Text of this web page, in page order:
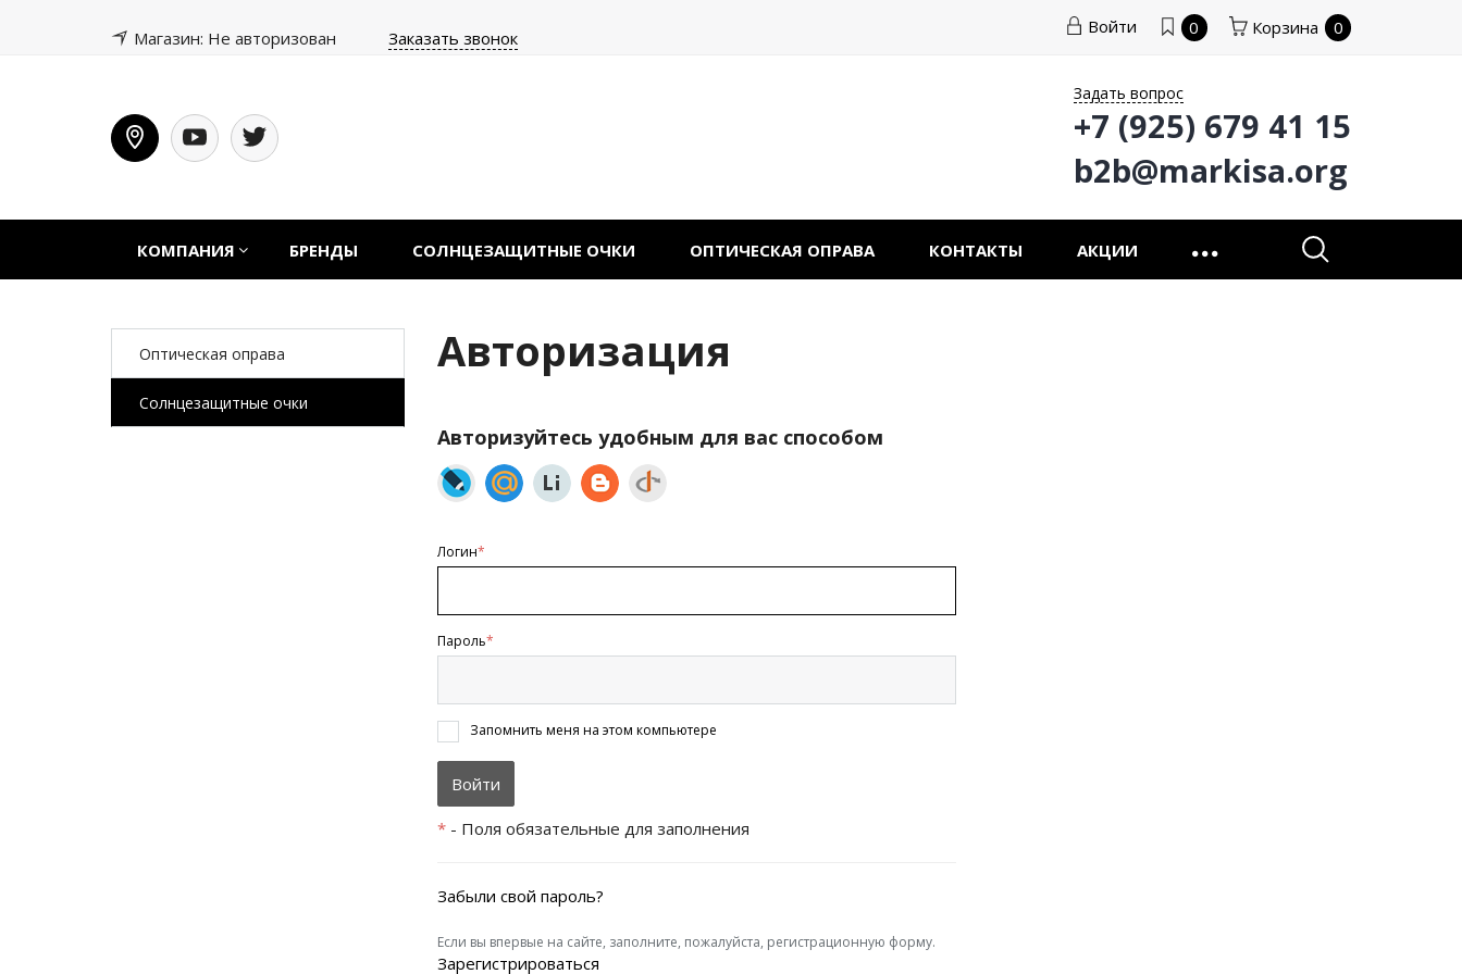
Магазин: Не авторизован Заказать звонок
Войти 0 Корзина 0
Задать вопрос
+7 (925) 679 41 15
b2b@markisa.org
КОМПАНИЯ БРЕНДЫ СОЛНЦЕЗАЩИТНЫЕ ОЧКИ ОПТИЧЕСКАЯ ОПРАВА КОНТАКТЫ АКЦИИ
Авторизация
Авторизуйтесь удобным для вас способом
Логин*
Пароль*
Запомнить меня на этом компьютере
* - Поля обязательные для заполнения
Забыли свой пароль?
Если вы впервые на сайте, заполните, пожалуйста, регистрационную форму.
Зарегистрироваться
Оптическая оправа
Солнцезащитные очки